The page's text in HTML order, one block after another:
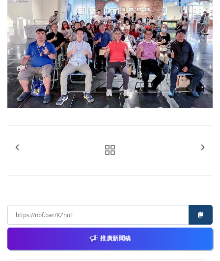
推廣新聞稿